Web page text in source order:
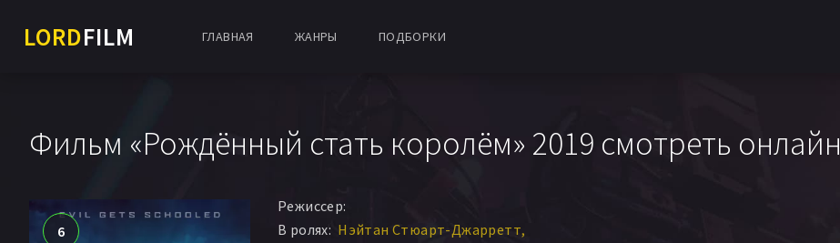
LORDFILM ГЛАВНАЯ ЖАНРЫ ПОДБОРКИ
Фильм «Рождённый стать королём» 2019 смотреть онлайн
6
Режиссер:
В ролях: Нэйтан Стюарт-Джарретт